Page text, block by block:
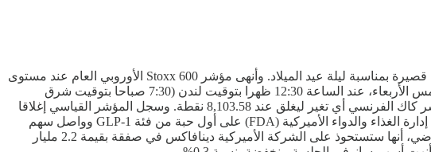
أغلقت الأسواق الأوروبية، يوم أمس الأربعاء، على تباين، حيث قام المستثمرون بجرد حسابات العام المتقلب خلال جلسة تداول قصيرة بمناسبة ليلة عيد الميلاد. وأنهى مؤشر Stoxx 600 الأوروبي العام عند مستوى
قريب من الخط المستوي، حيث سجل تراجعا طفيفا بنسبة 0.01%، مع تباين أداء البورصات الرئيسية قبل الإغلاق المبكر، يوم أمس الأربعاء، عند الساعة 12:30 ظهرا بتوقيت لندن (7:30 صباحا بتوقيت شرق
الولايات المتحدة). كما إنخفض مؤشر فوتسي البريطاني 0.19%. وصعد مؤشر داكس الألماني بنسبة 0.23%. بينما لم يسجل مؤشر كاك الفرنسي أي تغير ليغلق عند 8,103.58 نقطة. وسجل المؤشر القياسي إغلاقا
قياسيا جديدا، يوم الثلاثاء الماضي، مدعوما بإرتفاع سهم شركة نوفو نورديسك المدرجة في كوبنهاغن، بعد حصولها على موافقة إدارة الغذاء والدواء الأميركية (FDA) على أول حبة من فئة GLP-1 وواصل سهم
الشركة إرتفاعه، يوم أمس الأربعاء، منهيا الجلسة بزيادة قدرها 9.2%. وأعلنت شركة الأدوية الفرنسية سانوفي، يوم الثلاثاء الماضي، أنها ستستحوذ على الشركة الأميركية دينافاكس في صفقة بقيمة 2.2 مليار